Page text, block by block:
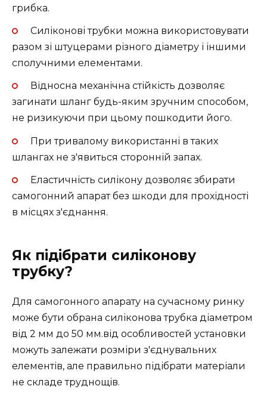
грибка.
Силіконові трубки можна використовувати
разом зі штуцерами різного діаметру і іншими
сполучними елементами.
Відносна механічна стійкість дозволяє
загинати шланг будь-яким зручним способом,
не ризикуючи при цьому пошкодити його.
При тривалому використанні в таких
шлангах не з'явиться сторонній запах.
Еластичність силікону дозволяє збирати
самогонний апарат без шкоди для прохідності
в місцях з'єднання.
Як підібрати силіконову
трубку?
Для самогонного апарату на сучасному ринку
може бути обрана силіконова трубка діаметром
від 2 мм до 50 мм.від особливостей установки
можуть залежати розміри з'єднувальних
елементів, але правильно підібрати матеріали
не складе труднощів.